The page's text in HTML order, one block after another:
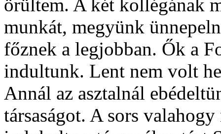
örültem. A két kollégának
munkát, megyünk
főznek a legjobban. Ők a
indultunk. Lent nem volt
Annál az asztalnál
társaságot. A sors